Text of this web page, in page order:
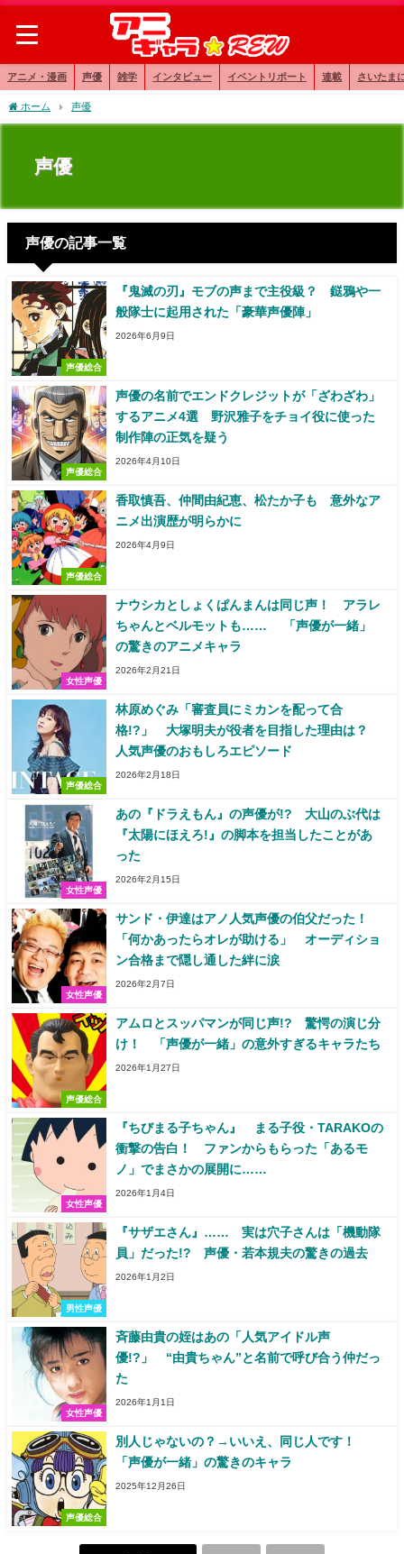
アニメ・漫画 声優 雑学 インタビュー イベントリポート 連載 さいたま
ホーム 声優
声優
声優の記事一覧
声優総合
『鬼滅の刃』モブの声まで主役級？ 鎹鴉や一
般隊士に起用された「豪華声優陣」
2026年6月9日
声優総合
声優の名前でエンドクレジットが「ざわざわ」
するアニメ4選 野沢雅子をチョイ役に使った
制作陣の正気を疑う
2026年4月10日
声優総合
香取慎吾、仲間由紀恵、松たか子も 意外なア
ニメ出演歴が明らかに
2026年4月9日
女性声優
ナウシカとしょくぱんまんは同じ声！ アラレ
ちゃんとベルモットも…… 「声優が一緒」
の驚きのアニメキャラ
2026年2月21日
声優総合
林原めぐみ「審査員にミカンを配って合
格!?」 大塚明夫が役者を目指した理由は？
人気声優のおもしろエピソード
2026年2月18日
女性声優
あの『ドラえもん』の声優が!? 大山のぶ代は
『太陽にほえろ!』の脚本を担当したことがあ
った
2026年2月15日
女性声優
サンド・伊達はアノ人気声優の伯父だった！
「何かあったらオレが助ける」 オーディショ
ン合格まで隠し通した絆に涙
2026年2月7日
声優総合
アムロとスッパマンが同じ声!? 驚愕の演じ分
け！ 「声優が一緒」の意外すぎるキャラたち
2026年1月27日
女性声優
『ちびまる子ちゃん』 まる子役・TARAKOの
衝撃の告白！ ファンからもらった「あるモ
ノ」でまさかの展開に……
2026年1月4日
男性声優
『サザエさん』…… 実は穴子さんは「機動隊
員」だった!? 声優・若本規夫の驚きの過去
2026年1月2日
女性声優
斉藤由貴の姪はあの「人気アイドル声
優!?」 “由貴ちゃん”と名前で呼び合う仲だっ
た
2026年1月1日
声優総合
別人じゃないの？→いいえ、同じ人です！
「声優が一緒」の驚きのキャラ
2025年12月26日